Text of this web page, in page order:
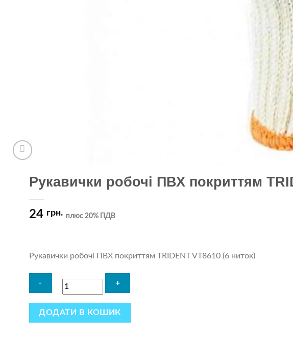
Рукавички робочі ПВХ покриттям
24 грн. плюс 20% ПДВ
Рукавички робочі ПВХ покриттям TRIDENT VT8610 (6 ниток)
ДОДАТИ В КОШИК